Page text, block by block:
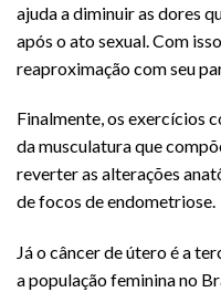
ajuda a diminuir as dores
após o ato sexual. Com
reaproximação com seu
Finalmente, os exercícios
da musculatura que
reverter as alterações
de focos de endometriose.
Já o câncer de útero é a
a população feminina no